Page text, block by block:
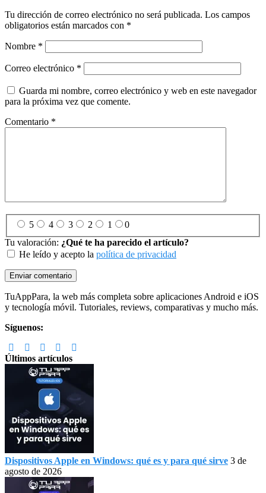
Tu dirección de correo electrónico no será publicada. Los campos
obligatorios están marcados con *
Nombre *
Correo electrónico *
Guarda mi nombre, correo electrónico y web en este navegador
para la próxima vez que comente.
Comentario *
5 4 3 2 1
0
Tu valoración: ¿Qué te ha parecido el artículo?
He leído y acepto la política de privacidad
Footer
TuAppPara, la web más completa sobre aplicaciones Android e iOS
y tecnología móvil. Tutoriales, reviews, comparativas y mucho más.
Síguenos:
Últimos artículos
Dispositivos Apple en Windows: qué es y para qué sirve 3 de
agosto de 2026